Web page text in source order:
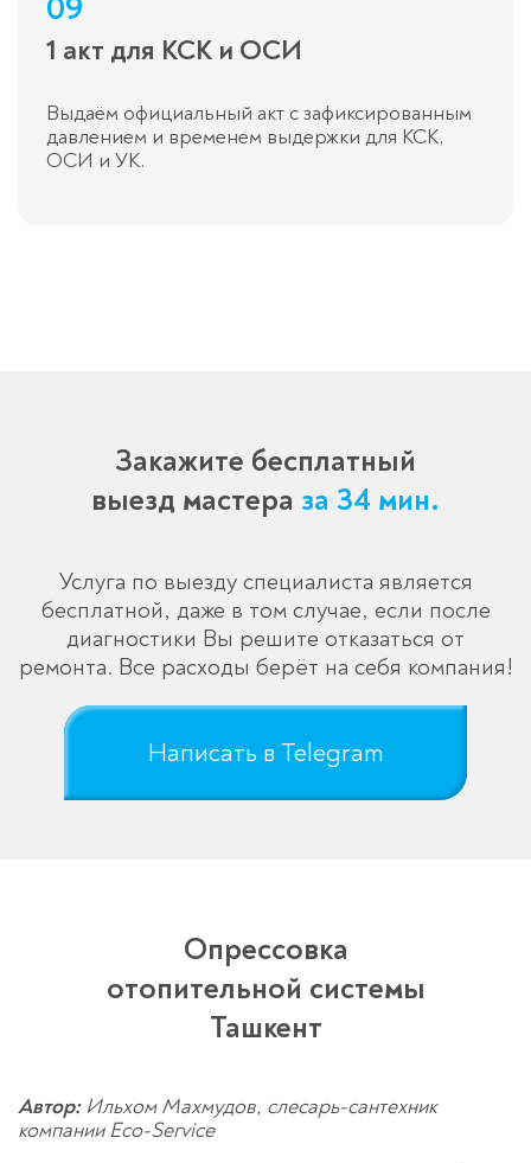
09
1 акт для КСК и ОСИ
Выдаём официальный акт с зафиксированным
давлением и временем выдержки для КСК,
ОСИ и УК.
Закажите бесплатный
выезд мастера за 34 мин.
Услуга по выезду специалиста является
бесплатной, даже в том случае, если после
диагностики Вы решите отказаться от
ремонта. Все расходы берёт на себя компания!
Написать в Telegram
Опрессовка
отопительной системы
Ташкент
Автор:Ильхом Махмудов, слесарь-сантехник
компании Eco-Service